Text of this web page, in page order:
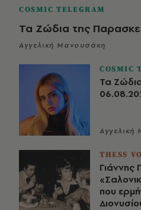
COSMIC TELEGRAM
Τα Ζώδια της
Αγγελική Μανουσάκη
COSMIC
Τα
THESS
Γιάννης
που